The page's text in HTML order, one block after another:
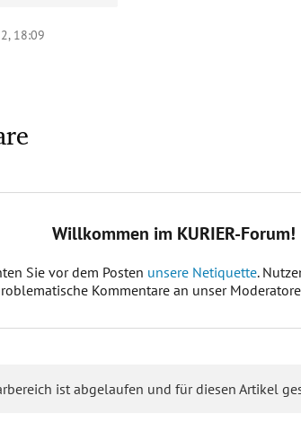
18:09